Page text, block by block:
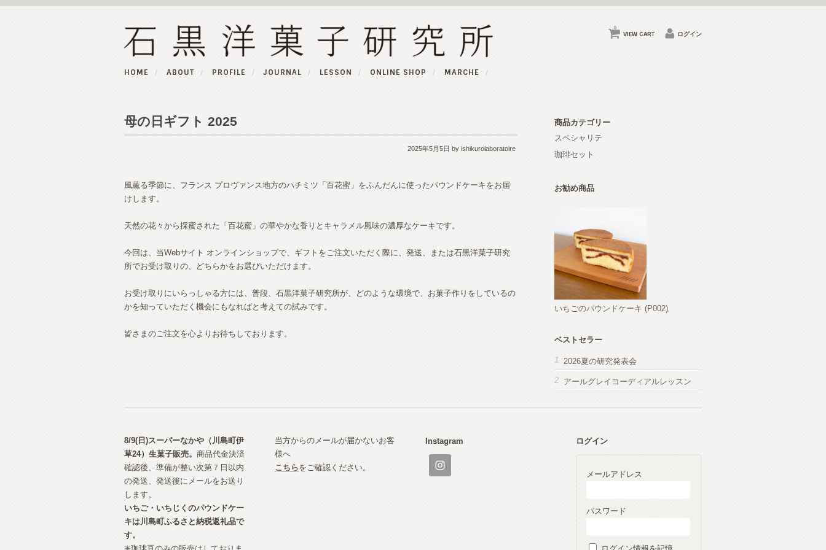
VIEW CART
0
ログイン
HOME ABOUT PROFILE JOURNAL LESSON ONLINE SHOP MARCHE
母の日ギフト 2025
2025年5月5日 by ishikurolaboratoire
風薫る季節に、フランス プロヴァンス地方のハチミツ「百花蜜」をふんだんに使ったパウンドケーキをお届
けします。
天然の花々から採蜜された「百花蜜」の華やかな香りとキャラメル風味の濃厚なケーキです。
今回は、当Webサイト オンラインショップで、ギフトをご注文いただく際に、発送、または石黒洋菓子研究
所でお受け取りの、どちらかをお選びいただけます。
お受け取りにいらっしゃる方には、普段、石黒洋菓子研究所が、どのような環境で、お菓子作りをしているの
かを知っていただく機会にもなればと考えての試みです。
皆さまのご注文を心よりお待ちしております。
商品カテゴリー
スペシャリテ
珈琲セット
お勧め商品
いちごのパウンドケーキ (P002)
ベストセラー
2026夏の研究発表会
アールグレイコーディアルレッスン
8/9(日)スーパーなかや（川島町伊
草24）生菓子販売。 商品代金決済
確認後、準備が整い次第７日以内
の発送、発送後にメールをお送り
します。
いちご・いちじくのパウンドケー
キは川島町ふるさと納税返礼品で
す。
当方からのメールが届かないお客
様へ
こちらをご確認ください。
Instagram ログイン
メールアドレス
パスワード